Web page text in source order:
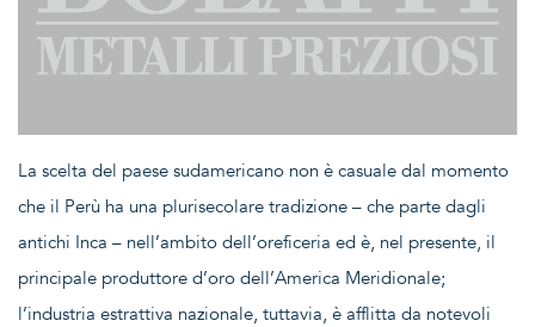
La scelta del paese sudamericano non è casuale dal momento
che il Perù ha una plurisecolare tradizione – che parte dagli
antichi Inca – nell’ambito dell’oreficeria ed è, nel presente, il
principale produttore d’oro dell’America Meridionale;
l’industria estrattiva nazionale, tuttavia, è afflitta da notevoli